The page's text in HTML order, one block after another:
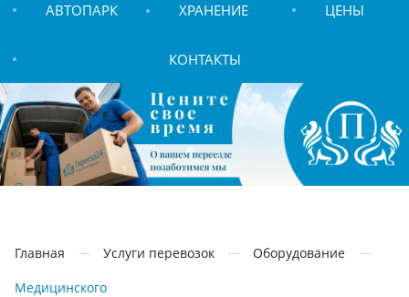
АВТОПАРК ХРАНЕНИЕ ЦЕНЫ
КОНТАКТЫ
Главная Услуги перевозок
Оборудование
Медицинского